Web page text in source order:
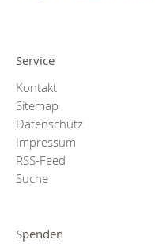
Service
Kontakt
Sitemap
Datenschutz
Impressum
RSS-Feed
Suche
Spenden